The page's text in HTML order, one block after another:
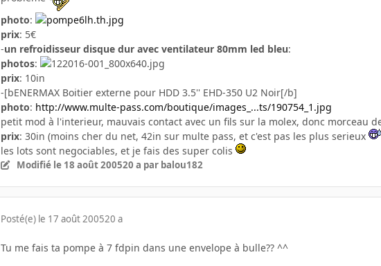
photo:
prix: 5€
-un refroidisseur disque dur avec ventilateur 80mm led bleu:
photos:
prix: 10in
-[bENERMAX Boitier externe pour HDD 3.5'' EHD-350 U2 Noir[/b]
photo: http://www.multe-pass.com/boutique/images_...ts/190754_1.jpg
petit mod à l'interieur, mauvais contact avec un fils sur la molex, donc morceau
prix: 30in (moins cher du net, 42in sur multe pass, et c'est pas les plus serieux
les lots sont negociables, et je fais des super colis
Modifié le 18 août 200520 a par balou182
Posté(e) le 17 août 200520 a
Tu me fais ta pompe à 7 fdpin dans une envelope à bulle?? ^^